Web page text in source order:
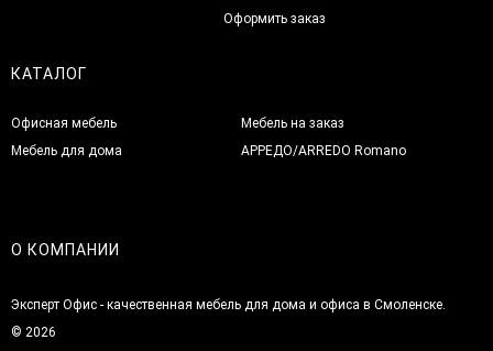
Оформить заказ
КАТАЛОГ
Офисная мебель
Мебель для дома
Мебель на заказ
АРРЕДО/ARREDO Romano
О КОМПАНИИ
Эксперт Офис - качественная мебель для дома и офиса в Смоленске.
© 2026